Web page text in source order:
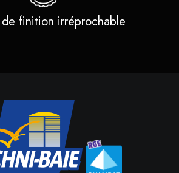
finition irréprochable